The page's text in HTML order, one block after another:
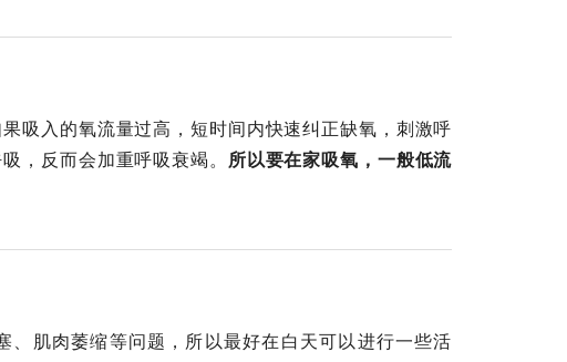
果吸入的氧流量过高，短时间内快速纠正缺氧，刺激呼
，反而会加重呼吸衰竭。
所以要在家吸氧，一般低流
肌肉萎缩等问题，所以最好在白天可以进行一些活